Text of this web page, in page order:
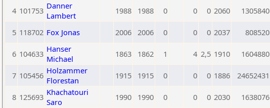
4 101753 Danner
Lambert
1988 1988 0 0 0 2060 1305840
5 118702 Fox Jonas 2006 2006 0 0 0 2037 808520
6 104633 Hanser
Michael
1863 1862 1 4 2,5 1910 1604880
7 105456 Holzammer
Florestan
1915 1915 0 0 0 1886 24652431
8 125693 Khachatouri
Saro
1990 1990 0 0 0 2030 1638076